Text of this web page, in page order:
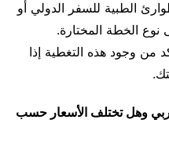
الطبية للسفر الدولي أو
نوع الخطة المختارة.
من وجود هذه التغطية إذا
وهل تختلف الأسعار حسب